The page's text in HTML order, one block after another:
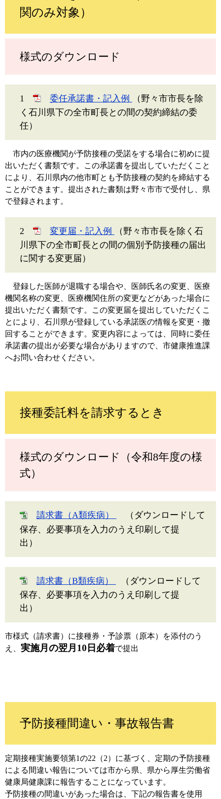
関のみ対象）
様式のダウンロード
1 委任承諾書・記入例
（野々市市長を除
く石川県下の全市町長との間の契約締結の委
任）
市内の医療機関が予防接種の受諾をする場合に初めに提
出いただく書類です。この承諾書を提出していただくこと
により、石川県内の他市町とも予防接種の契約を締結する
ことができます。提出された書類は野々市市で受付し、県
で登録されます。
2 変更届・記入例
（野々市市長を除く石
川県下の全市町長との間の個別予防接種の届出
に関する変更届）
登録した医師が退職する場合や、医師氏名の変更、医療
機関名称の変更、医療機関住所の変更などがあった場合に
提出いただく書類です。この変更届を提出していただくこ
とにより、石川県が登録している承諾医の情報を変更・撤
回することができます。変更内容によっては、同時に委任
承諾書の提出が必要な場合がありますので、市健康推進課
へお問い合わせください。
接種委託料を請求するとき
様式のダウンロード（令和8年度の様
式）
請求書（A類疾病）
（ダウンロードして
保存、必要事項を入力のうえ印刷して提
出）
請求書（B類疾病）
（ダウンロードして
保存、必要事項を入力のうえ印刷して提
出）
市様式（請求書）に接種券・予診票（原本）を添付のう
え、 実施月の翌月10日必着で提出
予防接種間違い・事故報告書
定期接種実施要領第1の22（2）に基づく、定期の予防接種
による間違い報告については市から県、県から厚生労働省
健康局健康課に報告することになっています。
予防接種の間違いがあった場合は、下記の報告書を使用